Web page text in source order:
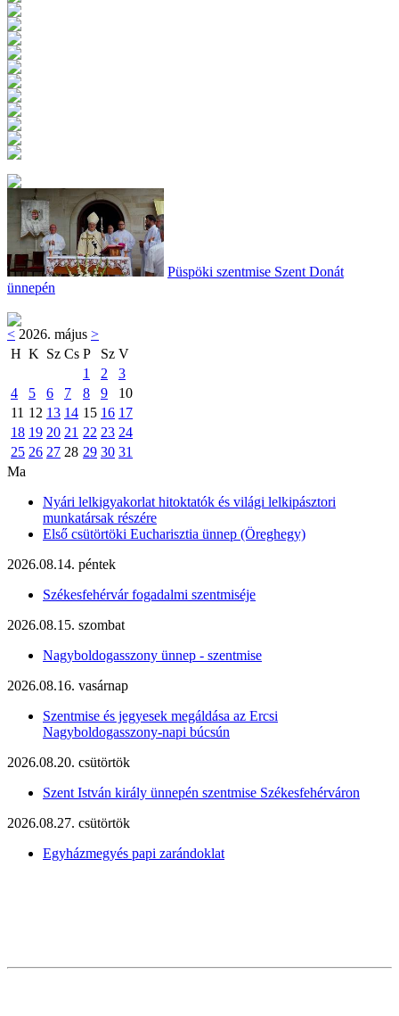
Püspöki szentmise Szent Donát
ünnepén
< 2026. május >
H K Sz Cs P Sz V
1
2
3
4
5 6 7 8 9
10
11 12 13 14 15 16 17
18 19 20 21 22 23 24
25 26 27 28 29 30 31
Ma
Nyári lelkigyakorlat hitoktatók és világi lelkipásztori
munkatársak részére
Első csütörtöki Eucharisztia ünnep (Öreghegy)
2026.08.14. péntek
Székesfehérvár fogadalmi szentmiséje
2026.08.15. szombat
Nagyboldogasszony ünnep - szentmise
2026.08.16. vasárnap
Szentmise és jegyesek megáldása az Ercsi
Nagyboldogasszony-napi búcsún
2026.08.20. csütörtök
Szent István király ünnepén szentmise Székesfehérváron
2026.08.27. csütörtök
Egyházmegyés papi zarándoklat